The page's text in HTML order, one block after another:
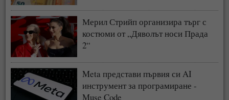
Мерил Стрийп организира търг с
костюми от „Дяволът носи Прада
2“
Meta представи първия си AI
инструмент за програмиране -
Muse Code